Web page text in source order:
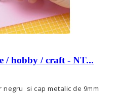
/ hobby / craft - NT...
si cap metalic de 9mm